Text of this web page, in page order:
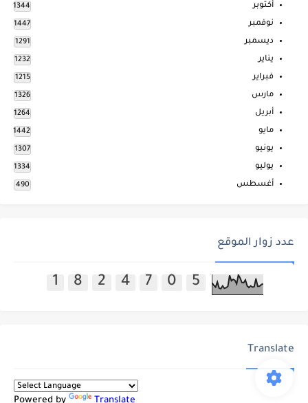
أكتوبر 1344
نوفمبر 1447
ديسمبر 1291
يناير 1232
فبراير 1215
مارس 1326
أبريل 1264
مايو 1442
يونيو 1307
يوليو 1334
أغسطس 490
عدد زوار الموقع
1 8 2 4 7 0 5
Translate
Powered by Translate